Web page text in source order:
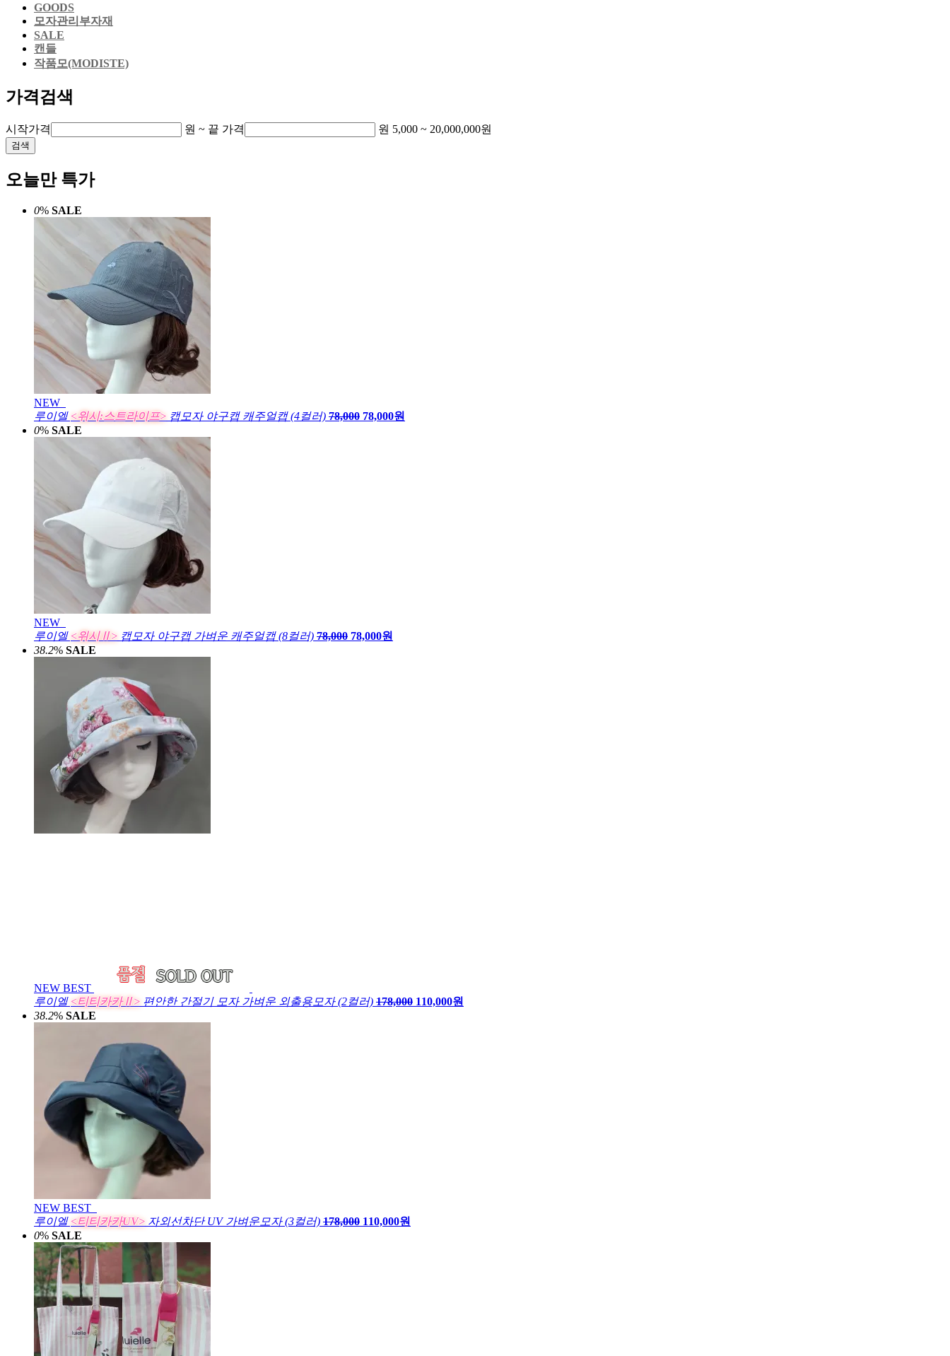
GOODS
모자관리부자재
SALE
캔들
작품모(MODISTE)
가격검색
시작가격 원 ~ 끝 가격 원 5,000 ~ 20,000,000원
검색
오늘만 특가
0% SALE
NEW
루이엘 <위시:스트라이프> 캡모자 야구캡 캐주얼캡 (4컬러) 78,000 78,000원
0% SALE
NEW
루이엘 <위시Ⅱ> 캡모자 야구캡 가벼운 캐주얼캡 (8컬러) 78,000 78,000원
38.2% SALE
NEW BEST
루이엘 <티티카카Ⅱ> 편안한 간절기 모자 가벼운 외출용모자 (2컬러) 178,000 110,000원
38.2% SALE
NEW BEST
루이엘 <티티카카UV> 자외선차단 UV 가벼운모자 (3컬러) 178,000 110,000원
0% SALE